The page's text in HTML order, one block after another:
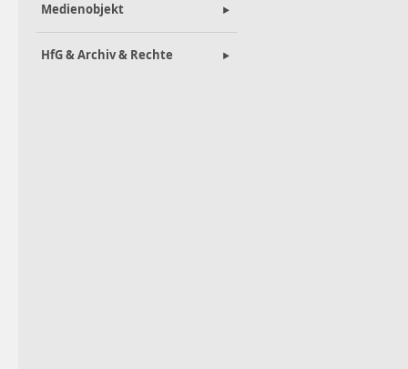
Medienobjekt
HfG & Archiv & Rechte